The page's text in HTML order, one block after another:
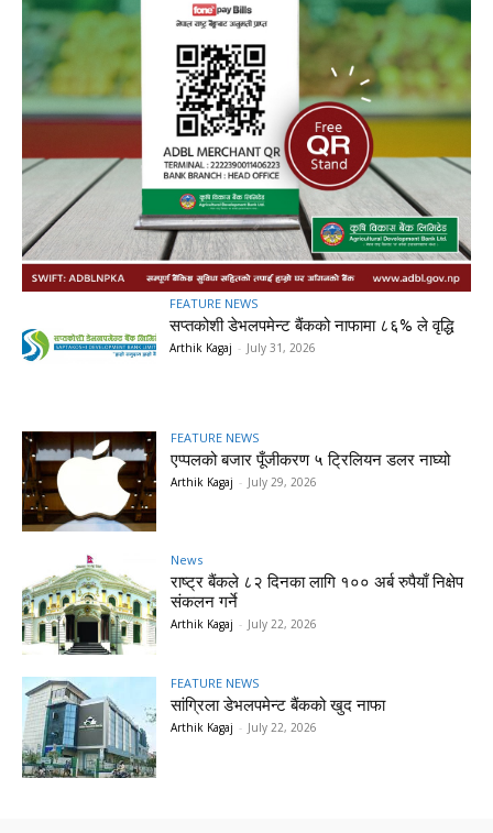
FEATURE NEWS
सप्तकोशी डेभलपमेन्ट बैंकको नाफामा ८६% ले वृद्धि
Arthik Kagaj - July 31, 2026
FEATURE NEWS
एप्पलको बजार पूँजीकरण ५ ट्रिलियन डलर नाघ्यो
Arthik Kagaj - July 29, 2026
News
राष्ट्र बैंकले ८२ दिनका लागि १०० अर्ब रुपैयाँ निक्षेप
संकलन गर्ने
Arthik Kagaj - July 22, 2026
FEATURE NEWS
सांग्रिला डेभलपमेन्ट बैंकको खुद नाफा
Arthik Kagaj - July 22, 2026